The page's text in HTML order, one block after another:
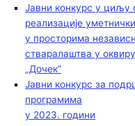
Јавни конкурс у циљу
реализације
у просторима
стваралаштва у
„Дочек”
Јавни конкурс за
програмима
у 2023. години